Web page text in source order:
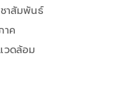
ชาสัมพันธ์
าค
วดล้อม